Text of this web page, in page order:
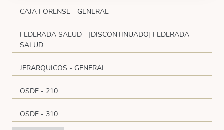
CAJA FORENSE - GENERAL
FEDERADA SALUD - [DISCONTINUADO] FEDERADA
SALUD
JERARQUICOS - GENERAL
OSDE - 210
OSDE - 310